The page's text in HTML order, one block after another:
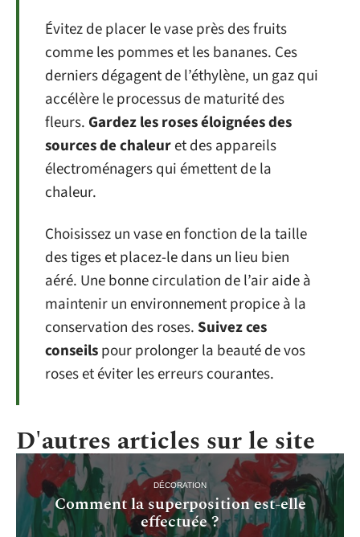
Évitez de placer le vase près des fruits
comme les pommes et les bananes. Ces
derniers dégagent de l’éthylène, un gaz qui
accélère le processus de maturité des
fleurs. Gardez les roses éloignées des
sources de chaleuret des appareils
électroménagers qui émettent de la
chaleur.
Choisissez un vase en fonction de la taille
des tiges et placez-le dans un lieu bien
aéré. Une bonne circulation de l’air aide à
maintenir un environnement propice à la
conservation des roses.Suivez ces
conseilspour prolonger la beauté de vos
roses et éviter les erreurs courantes.
D'autres articles sur le site
DÉCORATION
Comment la superposition est-elle
effectuée ?